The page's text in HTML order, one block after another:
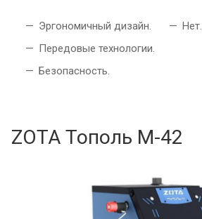
Эргономичный дизайн.
Передовые технологии.
Безопасность.
Нет.
ZOTA Тополь М-42